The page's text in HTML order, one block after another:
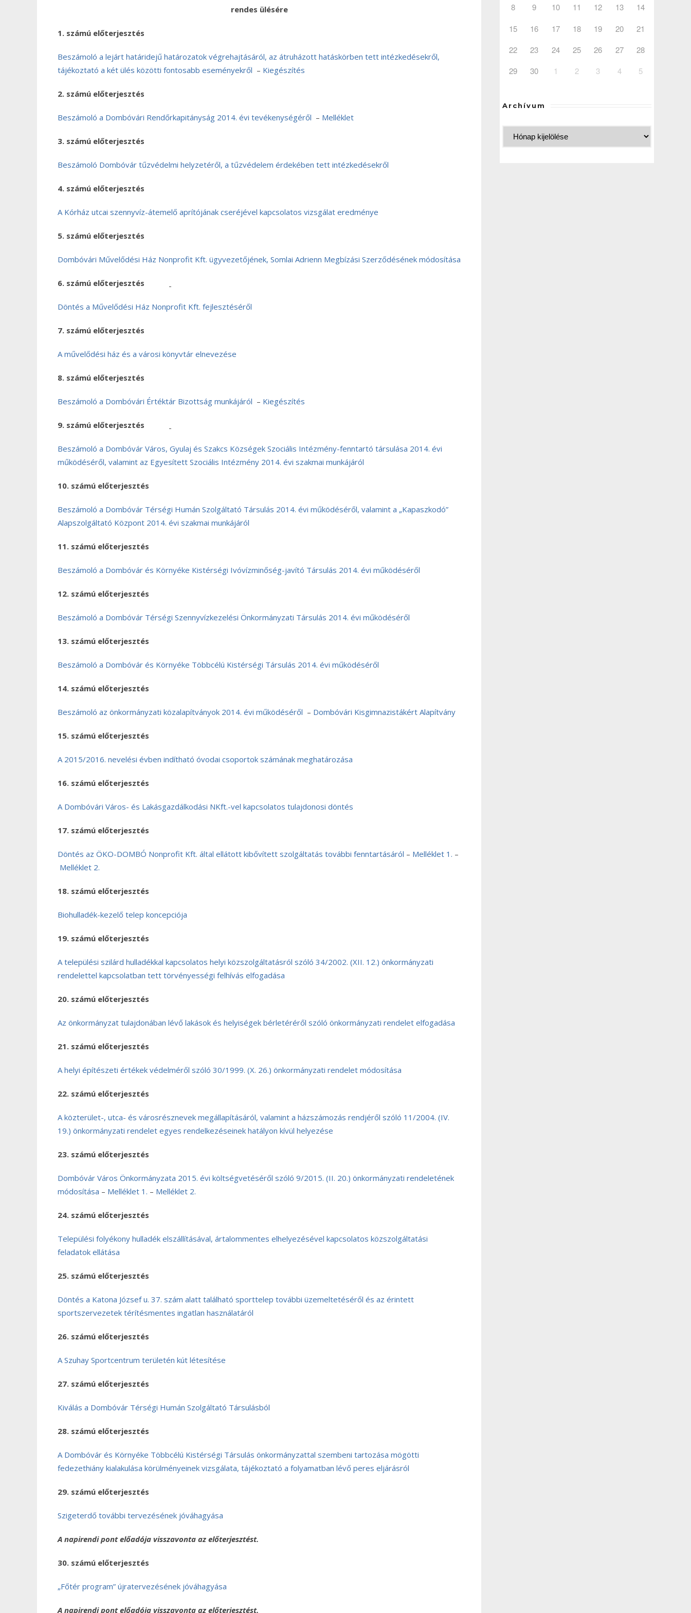
rendes ülésére
1. számú előterjesztés
Beszámoló a lejárt határidejű határozatok végrehajtásáról, az átruházott hatáskörben tett intézkedésekről,
tájékoztató a két ülés közötti fontosabb eseményekről – Kiegészítés
2. számú előterjesztés
Beszámoló a Dombóvári Rendőrkapitányság 2014. évi tevékenységéről – Melléklet
3. számú előterjesztés
Beszámoló Dombóvár tűzvédelmi helyzetéről, a tűzvédelem érdekében tett intézkedésekről
4. számú előterjesztés
A Kórház utcai szennyvíz-átemelő aprítójának cseréjével kapcsolatos vizsgálat eredménye
5. számú előterjesztés
Dombóvári Művelődési Ház Nonprofit Kft. ügyvezetőjének, Somlai Adrienn Megbízási Szerződésének módosítása
6. számú előterjesztés
Döntés a Művelődési Ház Nonprofit Kft. fejlesztéséről
7. számú előterjesztés
A művelődési ház és a városi könyvtár elnevezése
8. számú előterjesztés
Beszámoló a Dombóvári Értéktár Bizottság munkájáról – Kiegészítés
9. számú előterjesztés
Beszámoló a Dombóvár Város, Gyulaj és Szakcs Községek Szociális Intézmény-fenntartó társulása 2014. évi
működéséről, valamint az Egyesített Szociális Intézmény 2014. évi szakmai munkájáról
10. számú előterjesztés
Beszámoló a Dombóvár Térségi Humán Szolgáltató Társulás 2014. évi működéséről, valamint a „Kapaszkodó”
Alapszolgáltató Központ 2014. évi szakmai munkájáról
11. számú előterjesztés
Beszámoló a Dombóvár és Környéke Kistérségi Ivóvízminőség-javító Társulás 2014. évi működéséről
12. számú előterjesztés
Beszámoló a Dombóvár Térségi Szennyvízkezelési Önkormányzati Társulás 2014. évi működéséről
13. számú előterjesztés
Beszámoló a Dombóvár és Környéke Többcélú Kistérségi Társulás 2014. évi működéséről
14. számú előterjesztés
Beszámoló az önkormányzati közalapítványok 2014. évi működéséről – Dombóvári Kisgimnazistákért Alapítvány
15. számú előterjesztés
A 2015/2016. nevelési évben indítható óvodai csoportok számának meghatározása
16. számú előterjesztés
A Dombóvári Város- és Lakásgazdálkodási NKft.-vel kapcsolatos tulajdonosi döntés
17. számú előterjesztés
Döntés az ÖKO-DOMBÓ Nonprofit Kft. által ellátott kibővített szolgáltatás további fenntartásáról – Melléklet 1. –
Melléklet 2.
18. számú előterjesztés
Biohulladék-kezelő telep koncepciója
19. számú előterjesztés
A települési szilárd hulladékkal kapcsolatos helyi közszolgáltatásról szóló 34/2002. (XII. 12.) önkormányzati
rendelettel kapcsolatban tett törvényességi felhívás elfogadása
20. számú előterjesztés
Az önkormányzat tulajdonában lévő lakások és helyiségek bérletéréről szóló önkormányzati rendelet elfogadása
21. számú előterjesztés
A helyi építészeti értékek védelméről szóló 30/1999. (X. 26.) önkormányzati rendelet módosítása
22. számú előterjesztés
A közterület-, utca- és városrésznevek megállapításáról, valamint a házszámozás rendjéről szóló 11/2004. (IV.
19.) önkormányzati rendelet egyes rendelkezéseinek hatályon kívül helyezése
23. számú előterjesztés
Dombóvár Város Önkormányzata 2015. évi költségvetéséről szóló 9/2015. (II. 20.) önkormányzati rendeletének
módosítása – Melléklet 1. – Melléklet 2.
24. számú előterjesztés
Települési folyékony hulladék elszállításával, ártalommentes elhelyezésével kapcsolatos közszolgáltatási
feladatok ellátása
25. számú előterjesztés
Döntés a Katona József u. 37. szám alatt található sporttelep további üzemeltetéséről és az érintett
sportszervezetek térítésmentes ingatlan használatáról
26. számú előterjesztés
A Szuhay Sportcentrum területén kút létesítése
27. számú előterjesztés
Kiválás a Dombóvár Térségi Humán Szolgáltató Társulásból
28. számú előterjesztés
A Dombóvár és Környéke Többcélú Kistérségi Társulás önkormányzattal szembeni tartozása mögötti
fedezethiány kialakulása körülményeinek vizsgálata, tájékoztató a folyamatban lévő peres eljárásról
29. számú előterjesztés
Szigeterdő további tervezésének jóváhagyása
A napirendi pont előadója visszavonta az előterjesztést.
30. számú előterjesztés
„Főtér program” újratervezésének jóváhagyása
A napirendi pont előadója visszavonta az előterjesztést.
8
9 10 11 12 13
14
15
16 17 18 19 20
21
22
23 24 25 26 27
28
29
30 1 2 3 4 5
Archívum